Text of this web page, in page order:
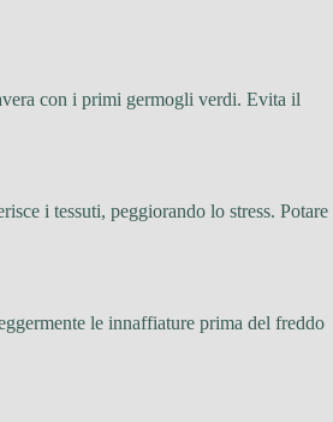
con i primi germogli verdi. Evita il
i tessuti, peggiorando lo stress. Potare
le innaffiature prima del freddo